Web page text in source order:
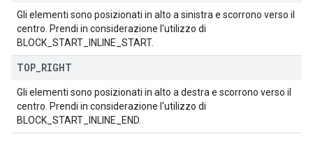
Gli elementi sono posizionati in alto a sinistra e scorrono verso il
centro. Prendi in considerazione l'utilizzo di
BLOCK_START_INLINE_START.
TOP RIGHT
Gli elementi sono posizionati in alto a destra e scorrono verso il
centro. Prendi in considerazione l'utilizzo di
BLOCK_START_INLINE_END.